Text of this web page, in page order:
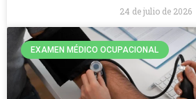
24 de julio de 2026
EXAMEN MÉDICO OCUPACIONAL